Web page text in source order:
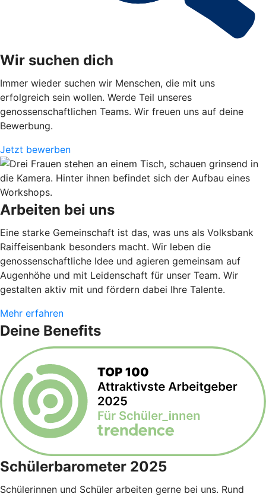
Wir suchen dich
Immer wieder suchen wir Menschen, die mit uns
erfolgreich sein wollen. Werde Teil unseres
genossenschaftlichen Teams. Wir freuen uns auf deine
Bewerbung.
Jetzt bewerben
Arbeiten bei uns
Eine starke Gemeinschaft ist das, was uns als Volksbank
Raiffeisenbank besonders macht. Wir leben die
genossenschaftliche Idee und agieren gemeinsam auf
Augenhöhe und mit Leidenschaft für unser Team. Wir
gestalten aktiv mit und fördern dabei Ihre Talente.
Mehr erfahren
Deine Benefits
Schülerbarometer 2025
Schülerinnen und Schüler arbeiten gerne bei uns. Rund